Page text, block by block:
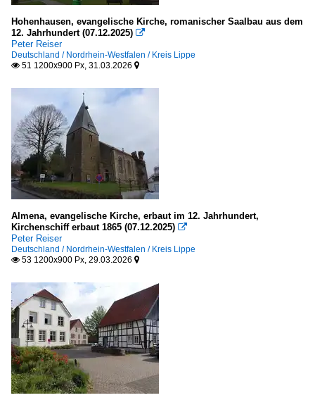
Hohenhausen, evangelische Kirche, romanischer Saalbau aus dem
12. Jahrhundert (07.12.2025) 
Peter Reiser
Deutschland / Nordrhein-Westfalen / Kreis Lippe
 51 1200x900 Px, 31.03.2026 
Almena, evangelische Kirche, erbaut im 12. Jahrhundert,
Kirchenschiff erbaut 1865 (07.12.2025) 
Peter Reiser
Deutschland / Nordrhein-Westfalen / Kreis Lippe
 53 1200x900 Px, 29.03.2026 